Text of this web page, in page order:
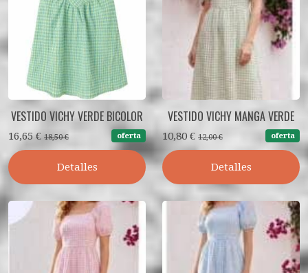
VESTIDO VICHY VERDE BICOLOR
16,65 € 18,50 € oferta
Detalles
VESTIDO VICHY MANGA VERDE
10,80 € 12,00 € oferta
Detalles